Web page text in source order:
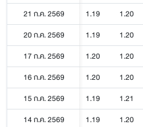
21 ก.ค. 2569
1.19 1.20
20 ก.ค. 2569
1.19 1.20
17 ก.ค. 2569
1.20 1.20
16 ก.ค. 2569
1.20 1.20
15 ก.ค. 2569
1.19 1.21
14 ก.ค. 2569
1.19 1.20